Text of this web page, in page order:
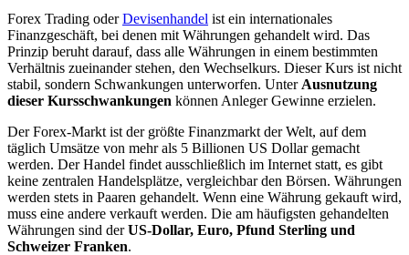
Forex Trading oderDevisenhandel ist ein internationales
Finanzgeschäft, bei denen mit Währungen gehandelt wird. Das
Prinzip beruht darauf, dass alle Währungen in einem bestimmten
Verhältnis zueinander stehen, den Wechselkurs. Dieser Kurs ist nicht
stabil, sondern Schwankungen unterworfen. Unter Ausnutzung
dieser Kursschwankungen können Anleger Gewinne erzielen.
Der Forex-Markt ist der größte Finanzmarkt der Welt, auf dem
täglich Umsätze von mehr als 5 Billionen US Dollar gemacht
werden. Der Handel findet ausschließlich im Internet statt, es gibt
keine zentralen Handelsplätze, vergleichbar den Börsen. Währungen
werden stets in Paaren gehandelt. Wenn eine Währung gekauft wird,
muss eine andere verkauft werden. Die am häufigsten gehandelten
Währungen sind derUS-Dollar, Euro, Pfund Sterling und
Schweizer Franken.